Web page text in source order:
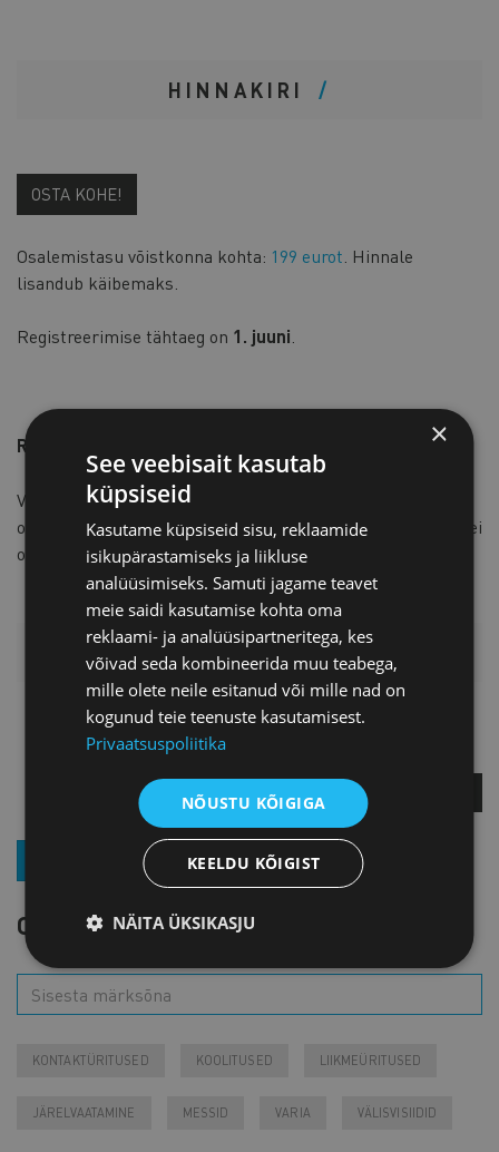
HINNAKIRI
OSTA KOHE!
Osalemistasu võistkonna kohta: 199 eurot . Hinnale
lisandub käibemaks.
Registreerimise tähtaeg on 1. juuni.
Reeglid lühidalt
Võistkonnad koosnevad 3–5 liikmest, kellest vähemalt 1
omab
green cardining vähemalt 2 mitte. Võistlejad, kellel ei
ole
green cardiläbivad enne mängu lühiõpetuse.
LISAINFO
Anneli Perne
KÜSI LISA
LIITU UUDISKIRJAGA
OTSI SÜNDMUST
KONTAKTÜRITUSED KOOLITUSED LIIKMEÜRITUSED
JÄRELVAATAMINE MESSID VARIA VÄLISVISIIDID
×
See veebisait kasutab
küpsiseid
Kasutame küpsiseid sisu, reklaamide
isikupärastamiseks ja liikluse
analüüsimiseks. Samuti jagame teavet
meie saidi kasutamise kohta oma
reklaami- ja analüüsipartneritega, kes
võivad seda kombineerida muu teabega,
mille olete neile esitanud või mille nad on
kogunud teie teenuste kasutamisest.
Privaatsuspoliitika
NÕUSTU KÕIGIGA
KEELDU KÕIGIST
NÄITA ÜKSIKASJU